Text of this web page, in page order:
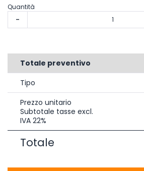
Quantità
-
Totale preventivo
Tipo
Prezzo unitario
Subtotale tasse excl.
IVA 22%
Totale